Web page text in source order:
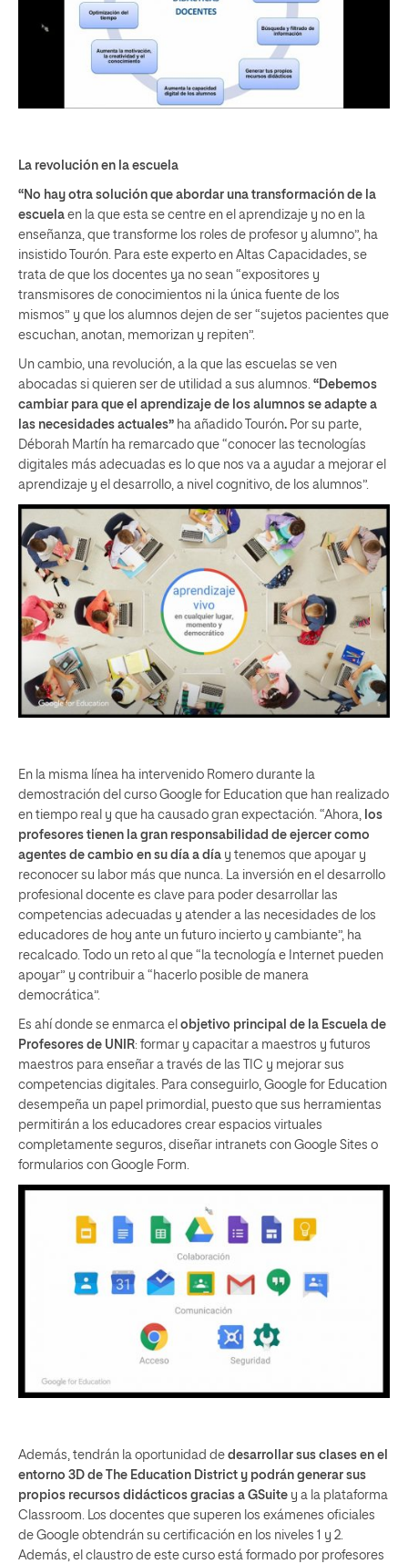
La revolución en la escuela
“No hay otra solución que abordar una transformación de la
escuela en la que esta se centre en el aprendizaje y no en la
enseñanza, que transforme los roles de profesor y alumno”, ha
insistido Tourón. Para este experto en Altas Capacidades, se
trata de que los docentes ya no sean “expositores y
transmisores de conocimientos ni la única fuente de los
mismos” y que los alumnos dejen de ser “sujetos pacientes que
escuchan, anotan, memorizan y repiten”.
Un cambio, una revolución, a la que las escuelas se ven
abocadas si quieren ser de utilidad a sus alumnos. “Debemos
cambiar para que el aprendizaje de los alumnos se adapte a
las necesidades actuales” ha añadido Tourón. Por su parte,
Déborah Martín ha remarcado que “conocer las tecnologías
digitales más adecuadas es lo que nos va a ayudar a mejorar el
aprendizaje y el desarrollo, a nivel cognitivo, de los alumnos”.
En la misma línea ha intervenido Romero durante la
demostración del curso Google for Education que han realizado
en tiempo real y que ha causado gran expectación. “Ahora, los
profesores tienen la gran responsabilidad de ejercer como
agentes de cambio en su día a día y tenemos que apoyar y
reconocer su labor más que nunca. La inversión en el desarrollo
profesional docente es clave para poder desarrollar las
competencias adecuadas y atender a las necesidades de los
educadores de hoy ante un futuro incierto y cambiante”, ha
recalcado. Todo un reto al que “la tecnología e Internet pueden
apoyar” y contribuir a “hacerlo posible de manera
democrática”.
Es ahí donde se enmarca el objetivo principal de la Escuela de
Profesores de UNIR: formar y capacitar a maestros y futuros
maestros para enseñar a través de las TIC y mejorar sus
competencias digitales. Para conseguirlo, Google for Education
desempeña un papel primordial, puesto que sus herramientas
permitirán a los educadores crear espacios virtuales
completamente seguros, diseñar intranets con Google Sites o
formularios con Google Form.
Además, tendrán la oportunidad de desarrollar sus clases en el
entorno 3D de The Education District y podrán generar sus
propios recursos didácticos gracias a GSuite y a la plataforma
Classroom. Los docentes que superen los exámenes oficiales
de Google obtendrán su certificación en los niveles 1 y 2.
Además, el claustro de este curso está formado por profesores